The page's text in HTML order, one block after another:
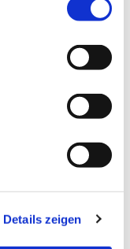
Details zeigen